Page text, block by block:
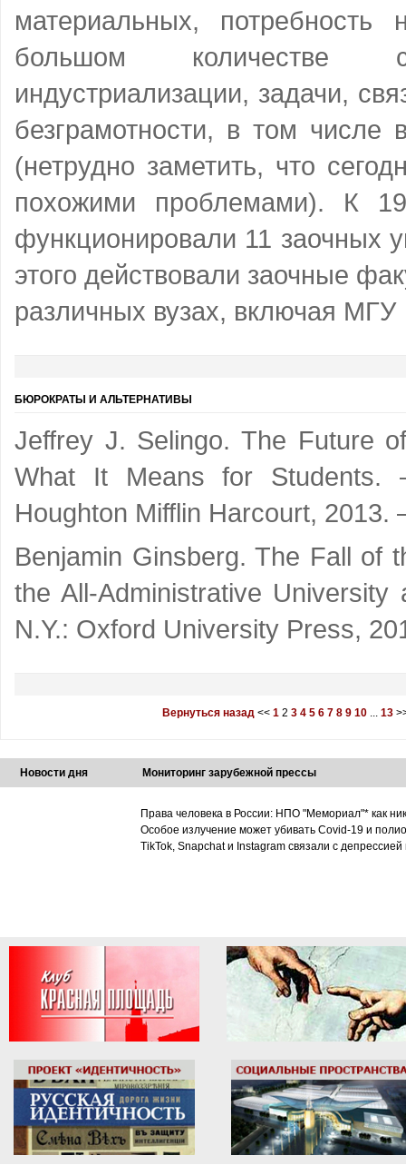
материальных, потребность
большом количестве
индустриализации, задачи,
безграмотности, в том числе
(нетрудно заметить, что
похожими проблемами). К
функционировали 11 заочных
этого действовали заочные
различных вузах, включая МГУ
БЮРОКРАТЫ И АЛЬТЕРНАТИВЫ
Jeffrey J. Selingo. The Future
What It Means for Students.
Houghton Mifflin Harcourt,
Benjamin Ginsberg. The Fall of
the All-Administrative
N.Y.: Oxford University Press,
Вернуться назад << 1 2 3 4 5 6 7 8 9 10 ... 13
Новости дня Мониторинг зарубежной прессы
Права человека в России: НПО "Мемориал"* как
Особое излучение может убивать Covid-19 и
TikTok, Snapchat и Instagram связали с